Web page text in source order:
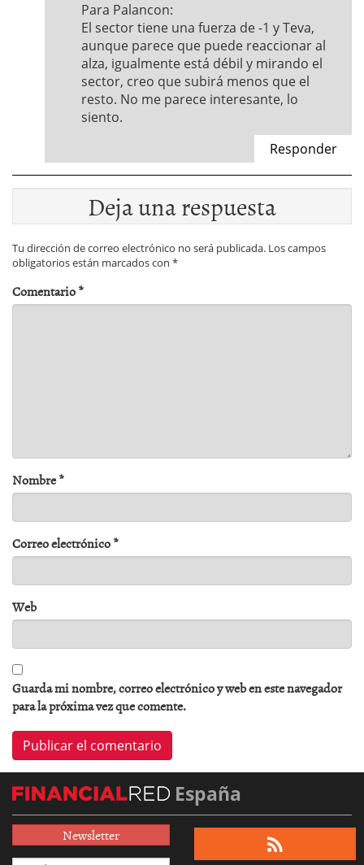
Para Palancon:
El sector tiene una fuerza de -1 y Teva,
aunque parece que puede reaccionar al
alza, igualmente está débil y mirando el
sector, creo que subirá menos que el
resto. No me parece interesante, lo
siento.
Responder
Deja una respuesta
Tu dirección de correo electrónico no será publicada. Los campos
obligatorios están marcados con *
Comentario*
Nombre*
Correo electrónico*
Web
Guarda mi nombre, correo electrónico y web en este navegador
para la próxima vez que comente.
España
Newsletter